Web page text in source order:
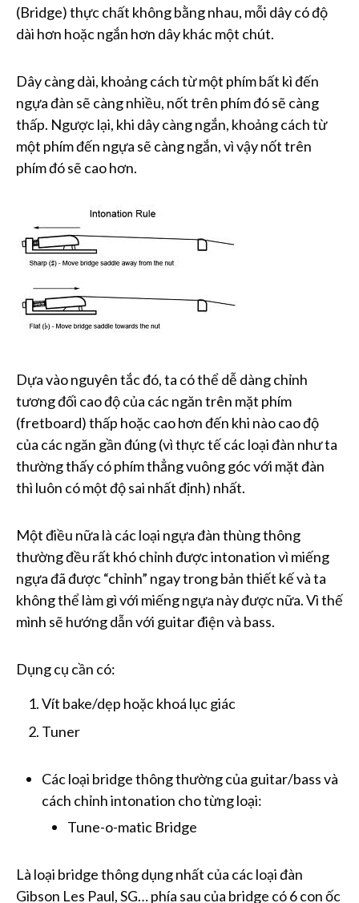
(Bridge) thực chất không bằng nhau, mỗi dây có độ
dài hơn hoặc ngắn hơn dây khác một chút.
Dây càng dài, khoảng cách từ một phím bất kì đến
ngựa đàn sẽ càng nhiều, nốt trên phím đó sẽ càng
thấp. Ngược lại, khi dây càng ngắn, khoảng cách từ
một phím đến ngựa sẽ càng ngắn, vì vậy nốt trên
phím đó sẽ cao hơn.
Dựa vào nguyên tắc đó, ta có thể dễ dàng chỉnh
tương đối cao độ của các ngăn trên mặt phím
(fretboard) thấp hoặc cao hơn đến khi nào cao độ
của các ngăn gần đúng (vì thực tế các loại đàn như ta
thường thấy có phím thẳng vuông góc với mặt đàn
thì luôn có một độ sai nhất định) nhất.
Một điều nữa là các loại ngựa đàn thùng thông
thường đều rất khó chỉnh được intonation vì miếng
ngựa đã được “chỉnh” ngay trong bản thiết kế và ta
không thể làm gì với miếng ngựa này được nữa. Vì thế
mình sẽ hướng dẫn với guitar điện và bass.
Dụng cụ cần có:
Vít bake/dẹp hoặc khoá lục giác
Tuner
Các loại bridge thông thường của guitar/bass và
cách chỉnh intonation cho từng loại:
Tune-o-matic Bridge
Là loại bridge thông dụng nhất của các loại đàn
Gibson Les Paul, SG… phía sau của bridge có 6 con ốc